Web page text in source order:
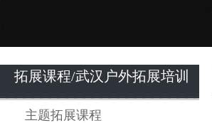
拓展课程/武汉户外拓展培训
主题拓展课程